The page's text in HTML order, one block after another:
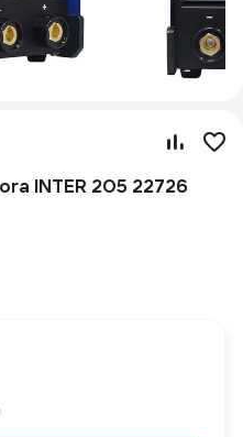
INTER 205 22726